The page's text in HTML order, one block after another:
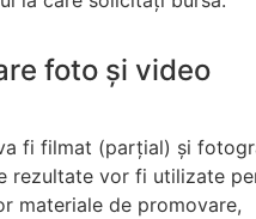
foto și video
fi filmat (parțial) și
rezultate vor fi utilizate
materiale de promovare,